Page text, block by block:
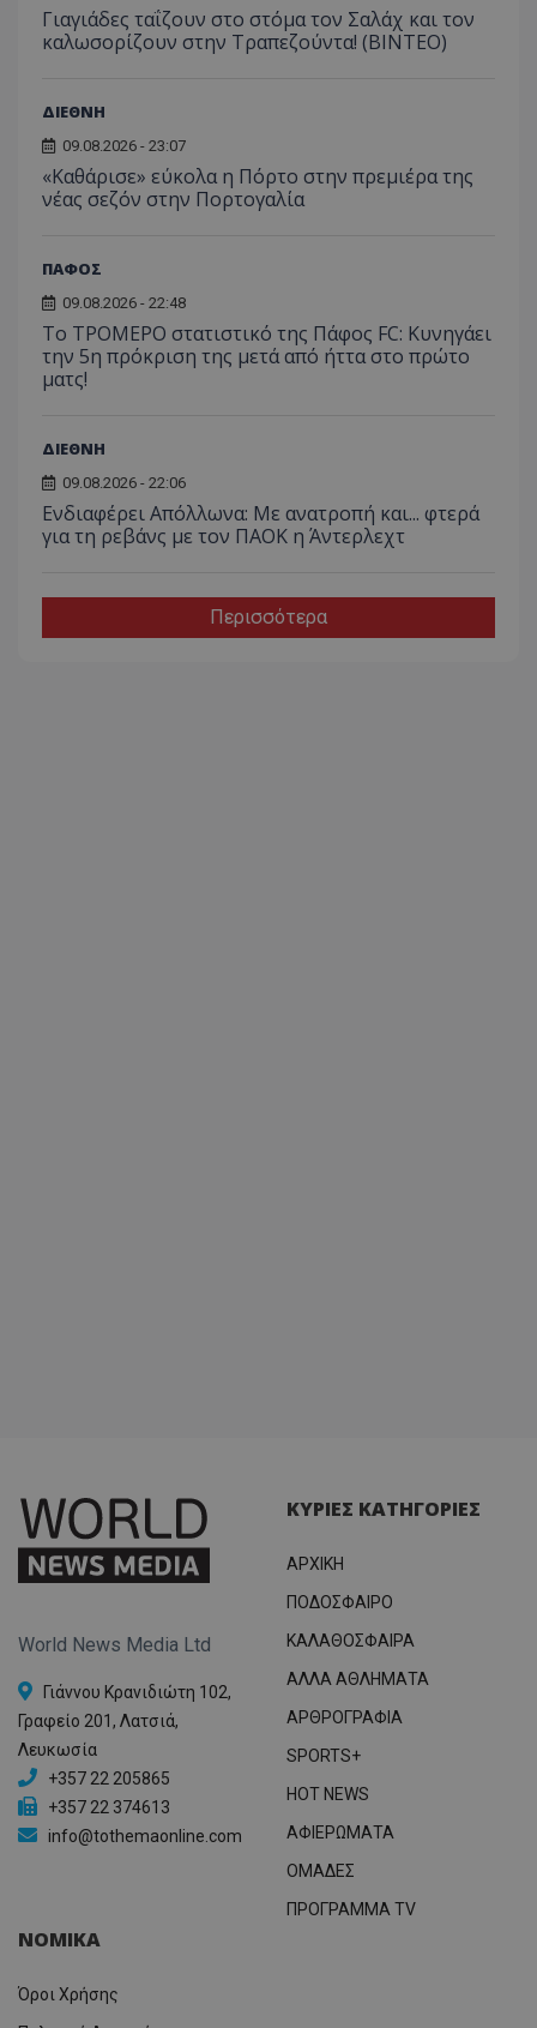
Γιαγιάδες ταΐζουν στο στόμα τον Σαλάχ και τον
καλωσορίζουν στην Τραπεζούντα! (ΒΙΝΤΕΟ)
ΔΙΕΘΝΗ
09.08.2026 - 23:07
«Καθάρισε» εύκολα η Πόρτο στην πρεμιέρα της
νέας σεζόν στην Πορτογαλία
ΠΑΦΟΣ
09.08.2026 - 22:48
Το ΤΡΟΜΕΡΟ στατιστικό της Πάφος FC: Κυνηγάει
την 5η πρόκριση της μετά από ήττα στο πρώτο
ματς!
ΔΙΕΘΝΗ
09.08.2026 - 22:06
Ενδιαφέρει Απόλλωνα: Με ανατροπή και... φτερά
για τη ρεβάνς με τον ΠΑΟΚ η Άντερλεχτ
Περισσότερα
World News Media Ltd
Γιάννου Κρανιδιώτη 102,
Γραφείο 201, Λατσιά,
Λευκωσία
+357 22 205865
+357 22 374613
info@tothemaonline.com
ΚΥΡΙΕΣ ΚΑΤΗΓΟΡΙΕΣ
ΑΡΧΙΚΗ
ΠΟΔΟΣΦΑΙΡΟ
ΚΑΛΑΘΟΣΦΑΙΡΑ
ΑΛΛΑ ΑΘΛΗΜΑΤΑ
ΑΡΘΡΟΓΡΑΦΙΑ
SPORTS+
HOT NEWS
ΑΦΙΕΡΩΜΑΤΑ
ΟΜΑΔΕΣ
ΠΡΟΓΡΑΜΜΑ TV
ΝΟΜΙΚΑ
Όροι Χρήσης